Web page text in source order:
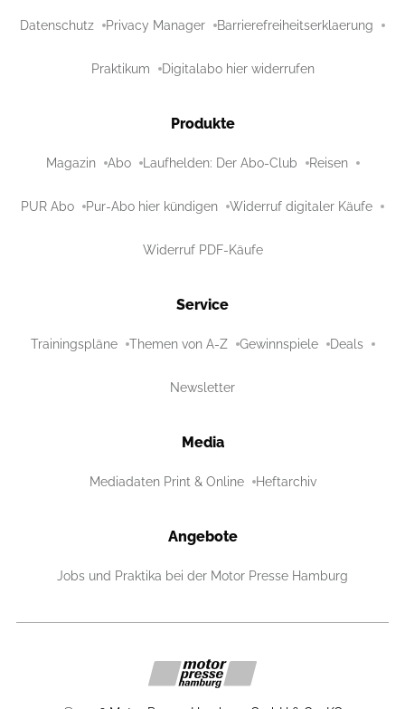
Datenschutz Privacy Manager Barrierefreiheitserklaerung
Praktikum Digitalabo hier widerrufen
Produkte
Magazin Abo Laufhelden: Der Abo-Club Reisen
PUR Abo Pur-Abo hier kündigen Widerruf digitaler Käufe
Widerruf PDF-Käufe
Service
Trainingspläne Themen von A-Z Gewinnspiele Deals
Newsletter
Media
Mediadaten Print & Online Heftarchiv
Angebote
Jobs und Praktika bei der Motor Presse Hamburg